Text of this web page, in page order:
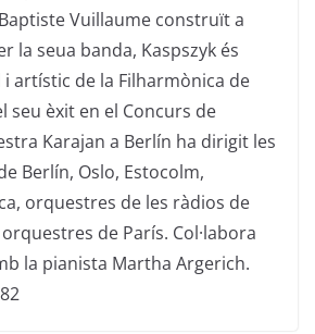
BaptisteVuillaume construït a
la seua banda, Kaspszyk és
artístic de la Filharmònica de
seu èxit en el Concurs de
Karajan a Berlín ha dirigit les
Berlín, Oslo, Estocolm,
orquestres de les ràdios de
de París. Col·labora
la pianista Martha Argerich.